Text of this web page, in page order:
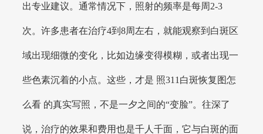
出专业建议。通常情况下，照射的频率是每周2-3
次。许多患者在治疗4到8周左右，就能观察到白斑区
域出现细微的变化，比如边缘变得模糊，或者出现一
些色素沉着的小点。这些，才是 照311白斑恢复图怎
么看 的真实写照，不是一夕之间的“变脸”。往深了
说，治疗的效果和费用也是千人千面，它与白斑的面